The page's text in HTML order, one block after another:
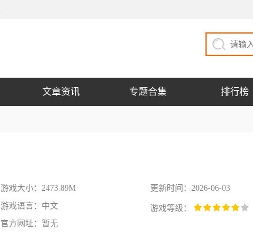
文章资讯 专题合集 排行榜
游戏大小：2473.89M
更新时间：2026-06-03
游戏语言：中文
游戏等级：
官方网址：暂无